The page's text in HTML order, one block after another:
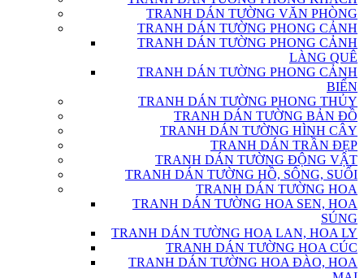
TRANH DÁN TƯỜNG VĂN PHÒNG
TRANH DÁN TƯỜNG PHONG CẢNH
TRANH DÁN TƯỜNG PHONG CẢNH
LÀNG QUÊ
TRANH DÁN TƯỜNG PHONG CẢNH
BIỂN
TRANH DÁN TƯỜNG PHONG THỦY
TRANH DÁN TƯỜNG BẢN ĐỒ
TRANH DÁN TƯỜNG HÌNH CÂY
TRANH DÁN TRẦN ĐẸP
TRANH DÁN TƯỜNG ĐỘNG VẬT
TRANH DÁN TƯỜNG HỒ, SÔNG, SUỐI
TRANH DÁN TƯỜNG HOA
TRANH DÁN TƯỜNG HOA SEN, HOA
SÚNG
TRANH DÁN TƯỜNG HOA LAN, HOA LY
TRANH DÁN TƯỜNG HOA CÚC
TRANH DÁN TƯỜNG HOA ĐÀO, HOA